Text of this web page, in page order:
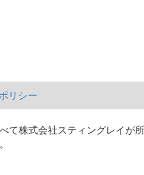
リシー
て株式会社スティングレイが